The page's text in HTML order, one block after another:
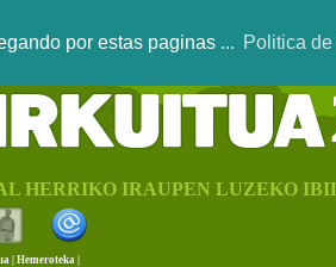
por estas paginas ... Politica
HERRIKO IRAUPEN LUZEKO
Hemeroteka |